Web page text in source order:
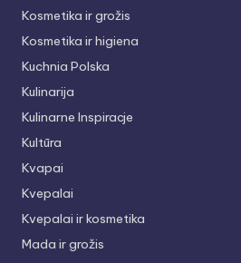
Kosmetika ir grožis
Kosmetika ir higiena
Kuchnia Polska
Kulinarija
Kulinarne Inspiracje
Kultūra
Kvapai
Kvepalai
Kvepalai ir kosmetika
Mada ir grožis